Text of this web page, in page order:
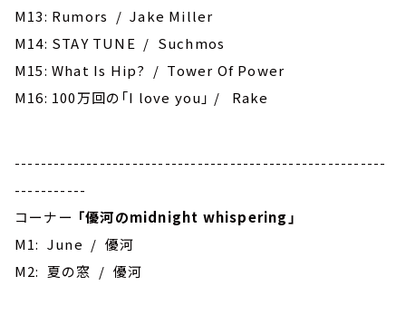
M13: Rumors / Jake Miller
M14: STAY TUNE / Suchmos
M15: What Is Hip? / Tower Of Power
M16: 100万回の「I love you」 / Rake
---------------------------------------------------------
-----------
コーナー 「優河のmidnight whispering」
M1: June / 優河
M2: 夏の窓 / 優河